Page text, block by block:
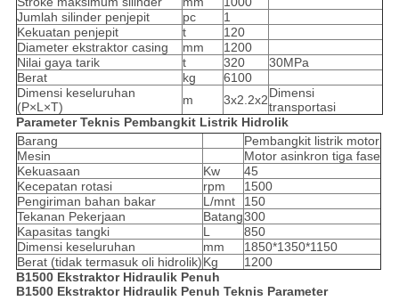
Jumlah silinder penjepit
pc
1
Kekuatan penjepit
t
120
Diameter ekstraktor casing
mm
1200
Nilai gaya tarik
t 320
30MPa
Berat
kg
6100
Dimensi keseluruhan
(P×L×T)
m 3x2.2x2Dimensi
transportasi
Parameter Teknis Pembangkit Listrik Hidrolik
Barang
Pembangkit listrik motor
Mesin
Motor asinkron tiga fase
Kekuasaan
Kw
45
Kecepatan rotasi
rpm
1500
Pengiriman bahan bakar
L/mnt
150
Tekanan Pekerjaan
Batang300
Kapasitas tangki
L
850
Dimensi keseluruhan
mm
1850*1350*1150
Berat (tidak termasuk oli hidrolik)Kg
1200
B1500 Ekstraktor Hidraulik Penuh
B1500 Ekstraktor Hidraulik Penuh Teknis Parameter